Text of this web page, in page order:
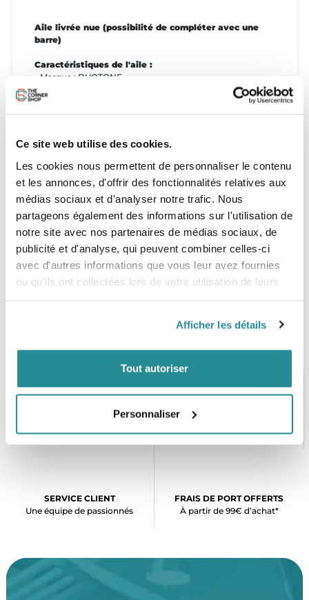
Ce site web utilise des cookies.
Les cookies nous permettent de personnaliser le contenu
et les annonces, d'offrir des fonctionnalités relatives aux
médias sociaux et d'analyser notre trafic. Nous
partageons également des informations sur l'utilisation de
notre site avec nos partenaires de médias sociaux, de
publicité et d'analyse, qui peuvent combiner celles-ci
avec d'autres informations que vous leur avez fournies
ou qu'ils ont collectées lors de votre utilisation de leurs
Afficher les détails
Tout autoriser
Personnaliser
Aile livrée nue (possibilité de compléter avec une
barre)
Caractéristiques de l'aile :
- Marque : DUOTONE
- Modèle :Rebel D/Lab
- Année : 2025
- État général : Bon état
- Nombre de réparations : 2 (voir photos)
Aile livrée avec :
- Sac de transport : OUI
PAIEMENT SÉCURISÉ
CB, VISA, Mastercard, ALMA
STOCK EN TEMPS RÉEL
Plus de 5000 produits en stock
SERVICE CLIENT
Une équipe de passionnés
FRAIS DE PORT OFFERTS
À partir de 99€ d’achat*